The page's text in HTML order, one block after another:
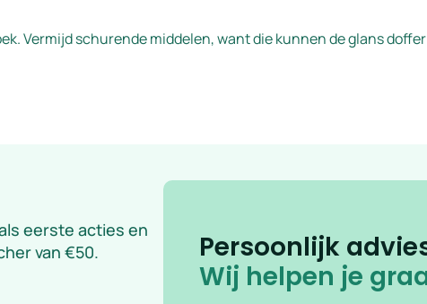
Vermijd schurende middelen, want die kunnen de glans
eerste acties en
van €50.
Persoonlijk
Wij helpen je